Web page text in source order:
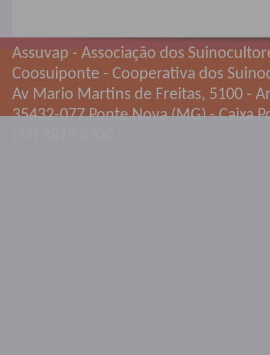
Assuvap - Associação dos
Coosuiponte - Cooperativa dos
Av Mario Martins de Freitas, 5100 -
35432-077 Ponte Nova (MG) - Caixa